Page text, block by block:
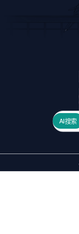
Search
AI搜索